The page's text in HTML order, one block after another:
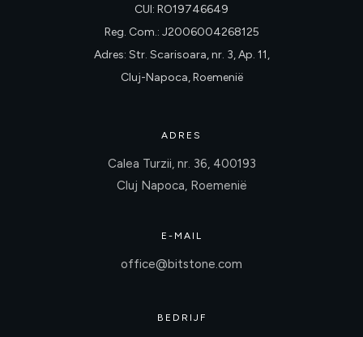
CUI: RO19746649
Reg. Com.: J2006004268125
Adres: Str. Scarisoara, nr. 3, Ap. 11,
Cluj-Napoca, Roemenië
ADRES
Calea Turzii, nr. 36, 400193
Cluj Napoca, Roemenië
E-MAIL
office@bitstone.com
BEDRIJF